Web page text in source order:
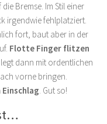
Bremse. Im Stil einer
irgendwie fehlplatziert.
fort, baut aber in der
Flotte Finger flitzen
dann mit ordentlichen
vorne bringen.
. Gut so!